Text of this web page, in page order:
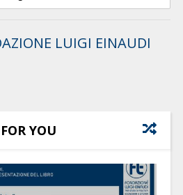
LUIGI EINAUDI
YOU